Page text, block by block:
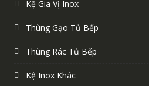
Kệ Gia Vị Inox
Thùng Gạo Tủ Bếp
Thùng Rác Tủ Bếp
Kệ Inox Khác